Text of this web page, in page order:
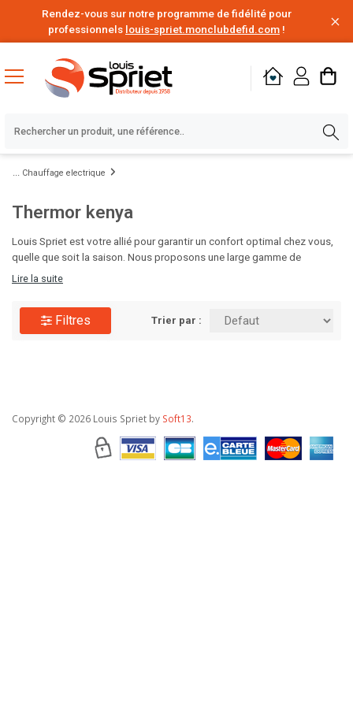
Rendez-vous sur notre programme de fidélité pour
professionnels louis-spriet.monclubdefid.com !
Chauffage electrique
Thermor kenya
Louis Spriet est votre allié pour garantir un confort optimal chez vous,
quelle que soit la saison. Nous proposons une large gamme de
solutions de chauffage, des chaudières aux radiateurs design, ainsi que
équipements adaptés à votre espace et à votre budget. Visitez Louis
Spriet et préparez votre maison pour toute l'année !
Lire la suite
Filtres Trier par :
Copyright © 2026 Louis Spriet by Soft13.